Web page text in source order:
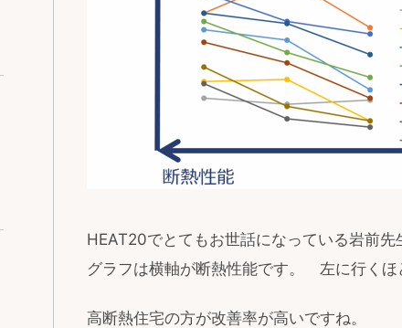
HEAT20でとてもお世話になっている岩前先
グラフは横軸が断熱性能です。 左に行くほ
高断熱住宅の方が改善率が高いですね。